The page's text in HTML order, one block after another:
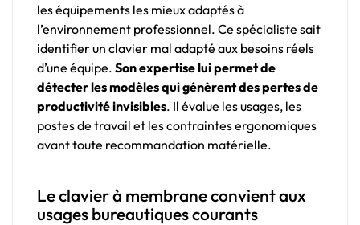
les équipements les mieux adaptés à
l’environnement professionnel. Ce spécialiste sait
identifier un clavier mal adapté aux besoins réels
d’une équipe. Son expertise lui permet de
détecter les modèles qui génèrent des pertes de
productivité invisibles. Il évalue les usages, les
postes de travail et les contraintes ergonomiques
avant toute recommandation matérielle.
Le clavier à membrane convient aux
usages bureautiques courants